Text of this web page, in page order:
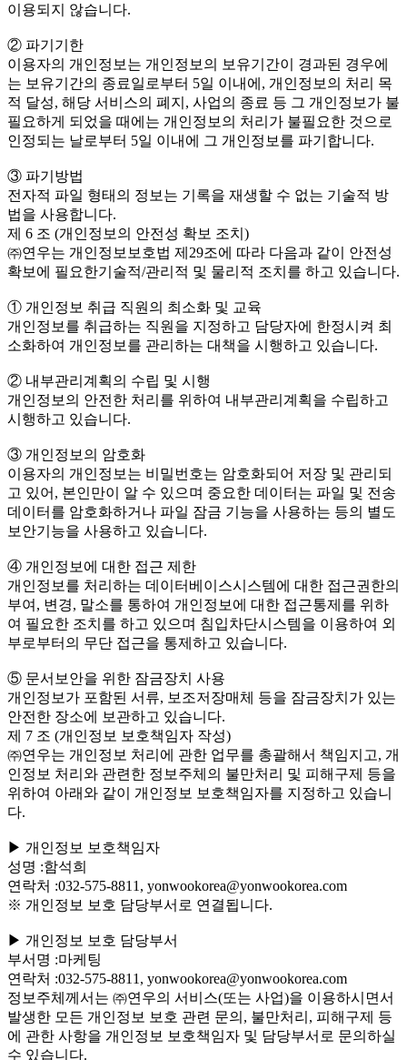
이용되지 않습니다.
② 파기기한
이용자의 개인정보는 개인정보의 보유기간이 경과된 경우에
는 보유기간의 종료일로부터 5일 이내에, 개인정보의 처리 목
적 달성, 해당 서비스의 폐지, 사업의 종료 등 그 개인정보가 불
필요하게 되었을 때에는 개인정보의 처리가 불필요한 것으로
인정되는 날로부터 5일 이내에 그 개인정보를 파기합니다.
③ 파기방법
전자적 파일 형태의 정보는 기록을 재생할 수 없는 기술적 방
법을 사용합니다.
제 6 조 (개인정보의 안전성 확보 조치)
㈜연우는 개인정보보호법 제29조에 따라 다음과 같이 안전성
확보에 필요한기술적/관리적 및 물리적 조치를 하고 있습니다.
① 개인정보 취급 직원의 최소화 및 교육
개인정보를 취급하는 직원을 지정하고 담당자에 한정시켜 최
소화하여 개인정보를 관리하는 대책을 시행하고 있습니다.
② 내부관리계획의 수립 및 시행
개인정보의 안전한 처리를 위하여 내부관리계획을 수립하고
시행하고 있습니다.
③ 개인정보의 암호화
이용자의 개인정보는 비밀번호는 암호화되어 저장 및 관리되
고 있어, 본인만이 알 수 있으며 중요한 데이터는 파일 및 전송
데이터를 암호화하거나 파일 잠금 기능을 사용하는 등의 별도
보안기능을 사용하고 있습니다.
④ 개인정보에 대한 접근 제한
개인정보를 처리하는 데이터베이스시스템에 대한 접근권한의
부여, 변경, 말소를 통하여 개인정보에 대한 접근통제를 위하
여 필요한 조치를 하고 있으며 침입차단시스템을 이용하여 외
부로부터의 무단 접근을 통제하고 있습니다.
⑤ 문서보안을 위한 잠금장치 사용
개인정보가 포함된 서류, 보조저장매체 등을 잠금장치가 있는
안전한 장소에 보관하고 있습니다.
제 7 조 (개인정보 보호책임자 작성)
㈜연우는 개인정보 처리에 관한 업무를 총괄해서 책임지고, 개
인정보 처리와 관련한 정보주체의 불만처리 및 피해구제 등을
위하여 아래와 같이 개인정보 보호책임자를 지정하고 있습니
다.
▶ 개인정보 보호책임자
성명 :함석희
연락처 :032-575-8811, yonwookorea@yonwookorea.com
※ 개인정보 보호 담당부서로 연결됩니다.
▶ 개인정보 보호 담당부서
부서명 :마케팅
연락처 :032-575-8811, yonwookorea@yonwookorea.com
정보주체께서는 ㈜연우의 서비스(또는 사업)을 이용하시면서
발생한 모든 개인정보 보호 관련 문의, 불만처리, 피해구제 등
에 관한 사항을 개인정보 보호책임자 및 담당부서로 문의하실
수 있습니다.